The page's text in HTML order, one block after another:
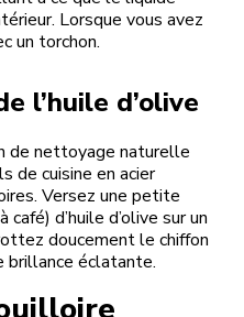
Lorsque vous avez
un torchon.
l’huile d’olive
de nettoyage naturelle
de cuisine en acier
Versez une petite
d’huile d’olive sur un
doucement le chiffon
brillance éclatante.